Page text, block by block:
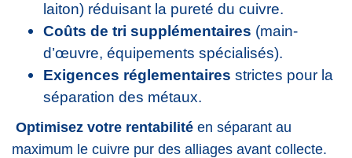
laiton) réduisant la pureté du cuivre.
Coûts de tri supplémentaires (main-
d’œuvre, équipements spécialisés).
Exigences réglementaires strictes pour la
séparation des métaux.
Optimisez votre rentabilité en séparant au
maximum le cuivre pur des alliages avant collecte.